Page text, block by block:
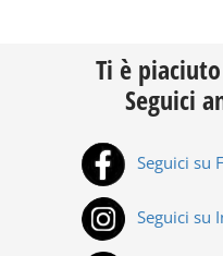
Ti è
Seguici
Seguici su
Seguici su